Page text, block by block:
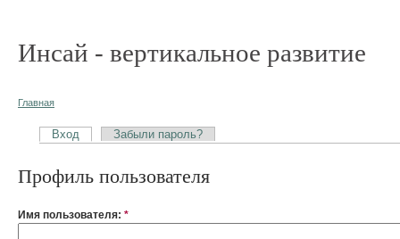
Инсай - вертикальное развитие
Главная
Вход Забыли пароль?
Профиль пользователя
Имя пользователя: *